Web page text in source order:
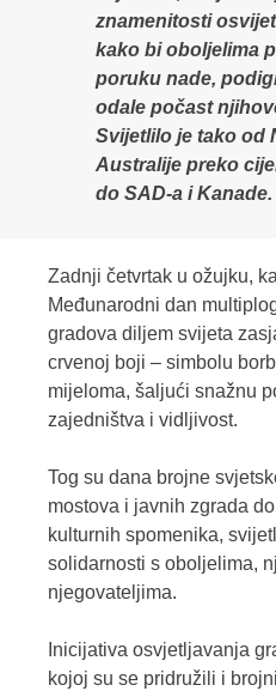
znamenitosti
kako bi oboljelima
poruku nade,
odale počast
Svijetlilo je tako od
Australije preko
do SAD-a i Kanade.
Zadnji četvrtak u ožujku,
Međunarodni dan
gradova diljem svijeta
crvenoj boji – simbolu
mijeloma, šaljući snažnu
zajedništva i vidljivost.
Tog su dana brojne
mostova i javnih zgrada
kulturnih spomenika,
solidarnosti s oboljelima,
njegovateljima.
Inicijativa osvjetljavanja
kojoj su se pridružili i